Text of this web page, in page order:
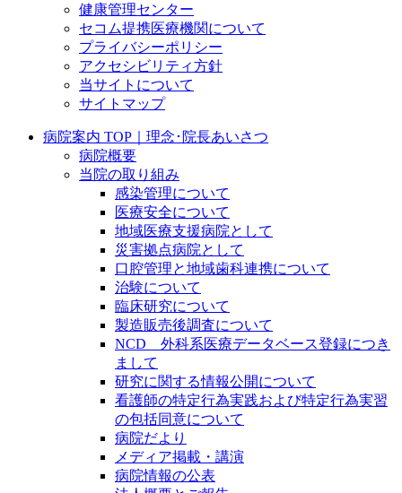
健康管理センター
セコム提携医療機関について
プライバシーポリシー
アクセシビリティ方針
当サイトについて
サイトマップ
病院案内 TOP｜理念･院長あいさつ
病院概要
当院の取り組み
感染管理について
医療安全について
地域医療支援病院として
災害拠点病院として
口腔管理と地域歯科連携について
治験について
臨床研究について
製造販売後調査について
NCD 外科系医療データベース登録につき
まして
研究に関する情報公開について
看護師の特定行為実践および特定行為実習
の包括同意について
病院だより
メディア掲載・講演
病院情報の公表